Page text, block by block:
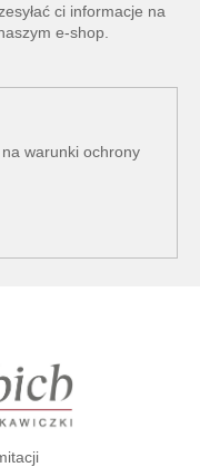
ci informacje na
e-shop.
warunki ochrony